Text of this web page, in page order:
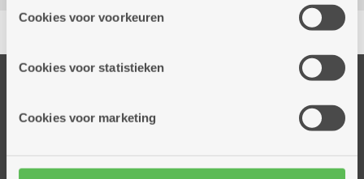
informatie over jouw (geanonimiseerd) gebruik van onze
partners kunnen deze gegevens combineren met andere
Cookies voor voorkeuren
Cookies voor statistieken
Cookies voor marketing
Delen
Thuisdiensten
Assistentiewoningen